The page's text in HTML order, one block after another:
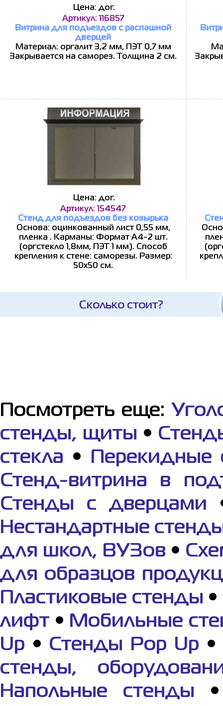
Цена: дог.
Артикул: 116857
Витрина для подъездов с распашной
дверцей
Материал: оргалит 3,2 мм, ПЭТ 0,7 мм
Закрывается на саморез. Толщина 2 см.
Цена: дог.
Артикул: 154547
Стенд для подъездов без козырька
Основа: оцинкованный лист 0,55 мм,
пленка . Карманы: Формат А4-2 шт.
(оргстекло 1,8мм, ПЭТ 1 мм). Способ
крепления к стене: саморезы. Размер:
50х50 см.
Сколько стоит?
Посмотреть еще:
стенды, щиты •
стекла •
Перекидные
Стенд-витрина в
Стенды с дверцами
Нестандартные
для школ, ВУЗов •
для образцов
Пластиковые стенды •
лифт • Мобильные
Up • Стенды Рор Up •
стенды,
Напольные стенды